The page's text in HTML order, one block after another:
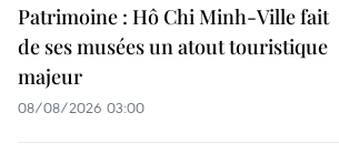
Patrimoine : Hô Chi Minh-Ville fait
de ses musées un atout touristique
majeur
08/08/2026 03:00